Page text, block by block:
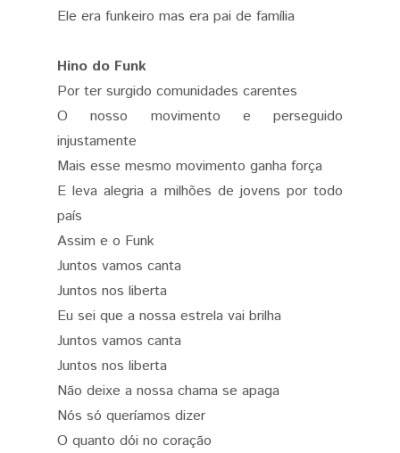
Ele era funkeiro mas era pai de família
Hino do Funk
Por ter surgido comunidades carentes
O nosso movimento e perseguido
injustamente
Mais esse mesmo movimento ganha força
E leva alegria a milhões de jovens por todo
país
Assim e o Funk
Juntos vamos canta
Juntos nos liberta
Eu sei que a nossa estrela vai brilha
Juntos vamos canta
Juntos nos liberta
Não deixe a nossa chama se apaga
Nós só queríamos dizer
O quanto dói no coração